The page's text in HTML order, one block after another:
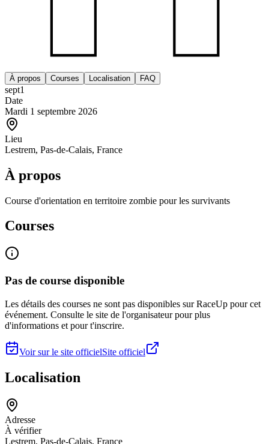
À propos Courses Localisation FAQ
sept1
Date
Mardi 1 septembre 2026
Lieu
Lestrem, Pas-de-Calais, France
À propos
Course d'orientation en territoire zombie pour les survivants
Courses
Pas de course disponible
Les détails des courses ne sont pas disponibles sur RaceUp pour cet
événement. Consulte le site de l'organisateur pour plus
d'informations et pour t'inscrire.
Voir sur le site officielSite officiel
Localisation
Adresse
À vérifier
Lestrem, Pas-de-Calais, France